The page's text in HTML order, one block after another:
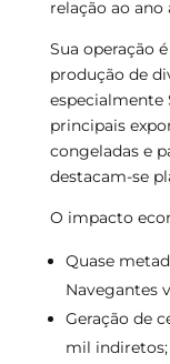
relação ao ano
Sua operação
produção de
especialmente
principais
congeladas e
destacam-se
O impacto
Quase
Navegantes
Geração de
mil indiretos;